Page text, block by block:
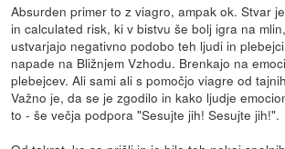
Absurden primer to z viagro, ampak ok. Stvar
in calculated risk, ki v bistvu še bolj igra na
ustvarjajo negativno podobo teh ljudi in
napade na Bližnjem Vzhodu. Brenkajo na
plebejcev. Ali sami ali s pomočjo viagre od
Važno je, da se je zgodilo in kako ljudje
to - še večja podpora "Sesujte jih! Sesujte jih!".